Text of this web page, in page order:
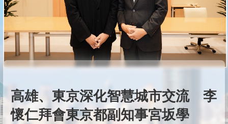
高雄、東京深化智慧城市交流 李
懷仁拜會東京都副知事宮坂學